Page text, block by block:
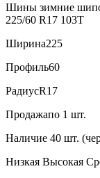
Шины зимние
225/60 R17 103T
Ширина225
Профиль60
РадиусR17
Продажапо 1 шт.
Наличие 40 шт.
Низкая Высокая